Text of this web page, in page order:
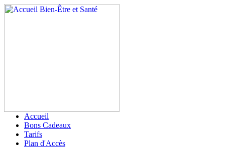
Accueil
Bons Cadeaux
Tarifs
Plan d'Accès